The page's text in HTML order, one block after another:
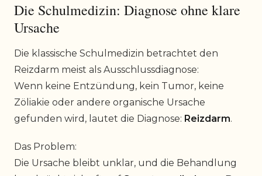
Die Schulmedizin: Diagnose ohne klare
Ursache
Die klassische Schulmedizin betrachtet den
Reizdarm meist als Ausschlussdiagnose:
Wenn keine Entzündung, kein Tumor, keine
Zöliakie oder andere organische Ursache
gefunden wird, lautet die Diagnose: Reizdarm.
Das Problem:
Die Ursache bleibt unklar, und die Behandlung